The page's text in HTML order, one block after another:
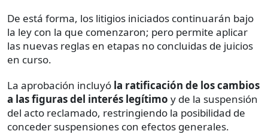
De está forma, los litigios iniciados continuarán bajo
la ley con la que comenzaron; pero permite aplicar
las nuevas reglas en etapas no concluidas de juicios
en curso.
La aprobación incluyó la ratificación de los cambios
a las figuras del interés legítimo y de la suspensión
del acto reclamado, restringiendo la posibilidad de
conceder suspensiones con efectos generales.